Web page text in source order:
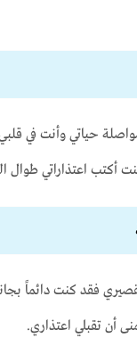
حياتي وأنت في
أكتب اعتذاراتي
فقد كنت دائماً
أن تقبلي اعتذاري.